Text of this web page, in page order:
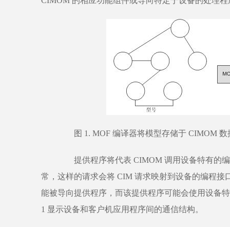
图 1. MOF 编译器将模型存储于 CIMOM 数
提供程序将代表 CIMOM 调用设备特有的编
常，这样的请求会将 CIM 请求映射到设备的编程
能被导向提供程序，而该提供程序可能会使用设备
1 显示设备和客户机应用程序间的通信结构。